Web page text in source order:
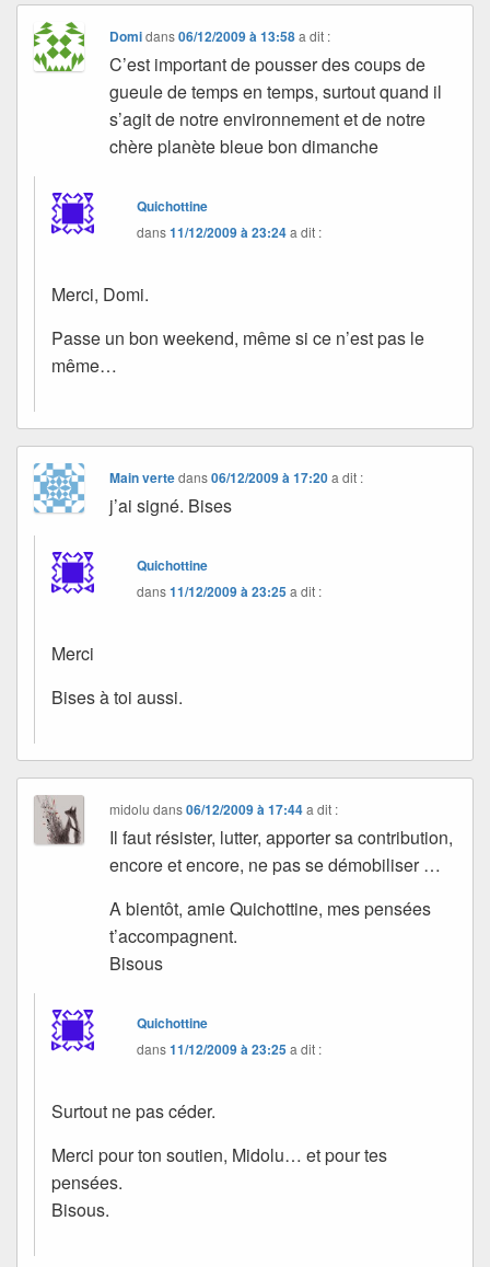
Domidans06/12/2009 à 13:58 a dit :
C’est important de pousser des coups de
gueule de temps en temps, surtout quand il
s’agit de notre environnement et de notre
chère planète bleue bon dimanche
Quichottine
dans11/12/2009 à 23:24a dit :
Merci, Domi.
Passe un bon weekend, même si ce n’est pas le
même…
Main vertedans06/12/2009 à 17:20 a dit :
j’ai signé. Bises
Quichottine
dans11/12/2009 à 23:25a dit :
Merci
Bises à toi aussi.
midolu dans06/12/2009 à 17:44 a dit :
Il faut résister, lutter, apporter sa contribution,
encore et encore, ne pas se démobiliser …
A bientôt, amie Quichottine, mes pensées
t’accompagnent.
Bisous
Quichottine
dans11/12/2009 à 23:25a dit :
Surtout ne pas céder.
Merci pour ton soutien, Midolu… et pour tes
pensées.
Bisous.